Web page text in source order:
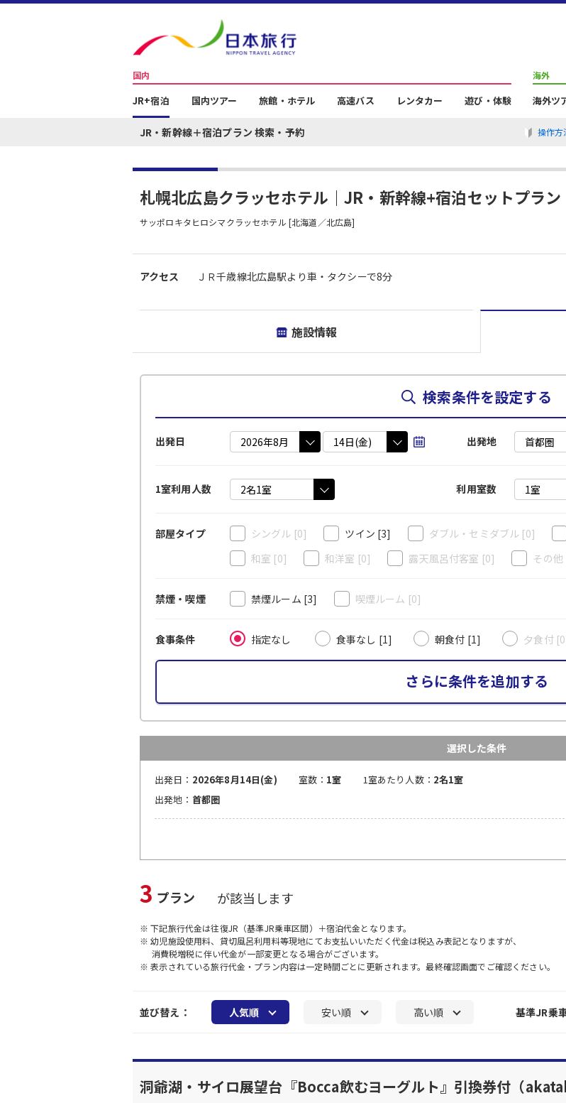
国内
JR+宿泊 国内ツアー 旅館・ホテル 高速バス レンタカー 遊び・体験
海外
海外ツ
JR・新幹線＋宿泊プラン 検索・予約 操作方
札幌北広島クラッセホテル｜JR・新幹線+宿泊セットプラン
サッポロキタヒロシマクラッセホテル [北海道／北広島]
アクセス ＪＲ千歳線北広島駅より車・タクシーで8分
施設情報
検索条件を設定する
出発日 出発地
1室利用人数 利用室数
部屋タイプ シングル [0] ツイン [3] ダブル・セミダブル [0]
和室 [0] 和洋室 [0] 露天風呂付客室 [0] その他
禁煙・喫煙 禁煙ルーム [3] 喫煙ルーム [0]
食事条件 指定なし 食事なし [1] 朝食付 [1] 夕食付
さらに条件を追加する
選択した条件
出発日： 2026年8月14日(金) 室数： 1室 1室あたり人数： 2名1室
出発地： 首都圏
3 プラン が該当します
※ 下記旅行代金は往復JR（基準JR乗車区間）＋宿泊代金となります。
※ 幼児施設使用料、貸切風呂利用料等現地にてお支払いいただく代金は税込み表記となりますが、
消費税増税に伴い代金が一部変更となる場合がございます。
※ 表示されている旅行代金・プラン内容は一定時間ごとに更新されます。最終確認画面でご確認ください。
並び替え： 人気順 安い順 高い順 基準JR乗
洞爺湖・サイロ展望台『Bocca飲むヨーグルト』引換券付（